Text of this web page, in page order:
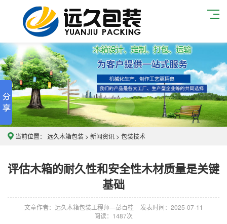
当前位置： 远久木箱包装 > 新闻资讯 > 包装技术
评估木箱的耐久性和安全性木材质量是关键
基础
文章作者：远久木箱包装工程师—彭百桂
发表时间：2025-07-11
阅读： 1487次